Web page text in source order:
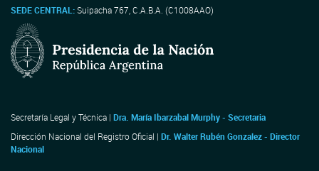
SEDE CENTRAL:Suipacha 767, C.A.B.A. (C1008AAO)
Secretaría Legal y Técnica | Dra. María Ibarzabal Murphy - Secretaria
Dirección Nacional del Registro Oficial | Dr. Walter Rubén Gonzalez - Director
Nacional